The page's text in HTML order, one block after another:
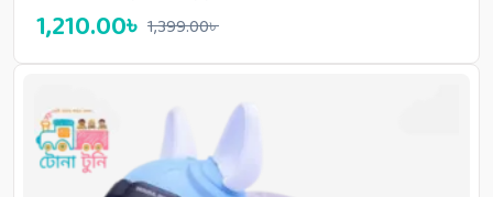
1,399.00৳
1,210.00৳